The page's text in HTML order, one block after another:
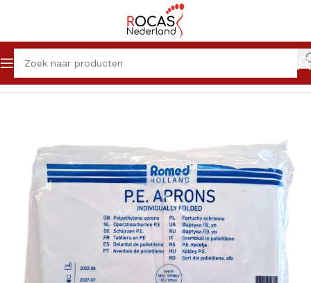
Home Winkel Pedicureproducten Disposables